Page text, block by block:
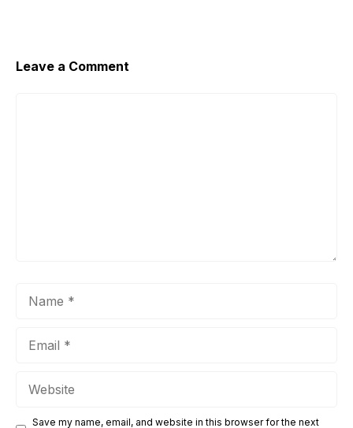
Leave a Comment
Save my name, email, and website in this browser for the next